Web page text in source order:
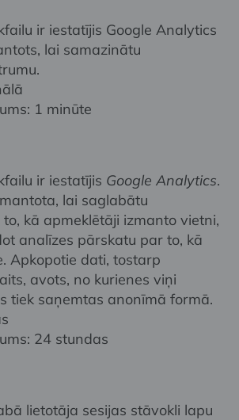
ir iestatījis Google Analytics
lai samazinātu
1 minūte
ir iestatījis Google Analytics.
lai saglabātu
kā apmeklētāji izmanto vietni,
analīzes pārskatu par to, kā
Apkopotie dati, tostarp
avots, no kurienes viņi
tiek saņemtas anonīmā formā.
24 stundas
lietotāja sesijas stāvokli lapu